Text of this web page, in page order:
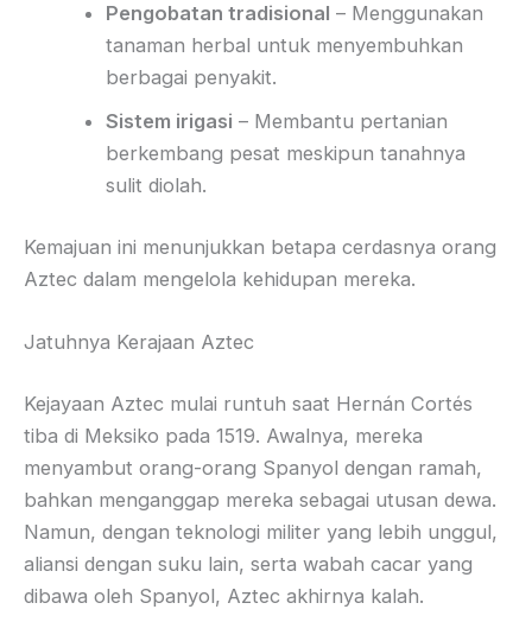
Pengobatan tradisional – Menggunakan
tanaman herbal untuk menyembuhkan
berbagai penyakit.
Sistem irigasi – Membantu pertanian
berkembang pesat meskipun tanahnya
sulit diolah.
Kemajuan ini menunjukkan betapa cerdasnya orang
Aztec dalam mengelola kehidupan mereka.
Jatuhnya Kerajaan Aztec
Kejayaan Aztec mulai runtuh saat Hernán Cortés
tiba di Meksiko pada 1519. Awalnya, mereka
menyambut orang-orang Spanyol dengan ramah,
bahkan menganggap mereka sebagai utusan dewa.
Namun, dengan teknologi militer yang lebih unggul,
aliansi dengan suku lain, serta wabah cacar yang
dibawa oleh Spanyol, Aztec akhirnya kalah.